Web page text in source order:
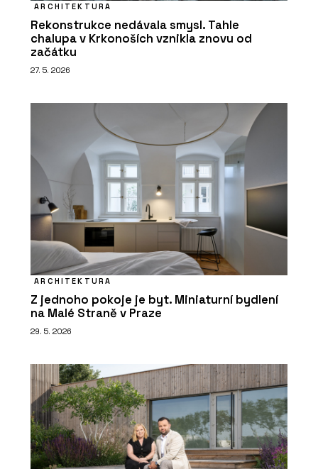
ARCHITEKTURA
Rekonstrukce nedávala smysl. Tahle
chalupa v Krkonoších vznikla znovu od
začátku
27. 5. 2026
ARCHITEKTURA
Z jednoho pokoje je byt. Miniaturní bydlení
na Malé Straně v Praze
29. 5. 2026